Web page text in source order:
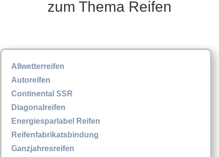
zum Thema Reifen
Allwetterreifen
Autoreifen
Continental SSR
Diagonalreifen
Energiesparlabel Reifen
Reifenfabrikatsbindung
Ganzjahresreifen